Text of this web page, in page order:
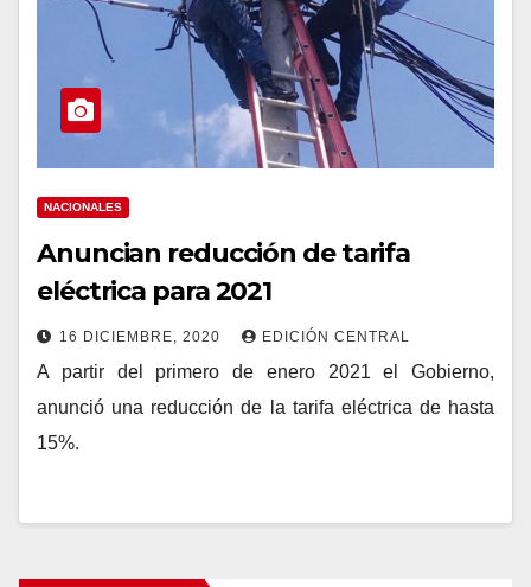
NACIONALES
Anuncian reducción de tarifa
eléctrica para 2021
16 DICIEMBRE, 2020 EDICIÓN CENTRAL
A partir del primero de enero 2021 el Gobierno,
anunció una reducción de la tarifa eléctrica de hasta
15%.